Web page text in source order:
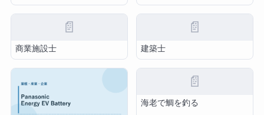
📄
商業施設士
📄
建築士
📄
海老で鯛を釣る